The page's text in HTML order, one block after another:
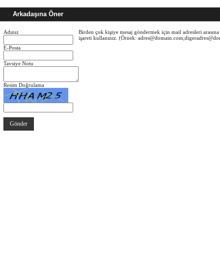
Arkadaşına Öner
Adınız
E-Posta
Tavsiye Notu
Resim Doğrulama
Birden çok kişiye mesaj göndermek için mail adresleri
işareti kullanınız. (Örnek: